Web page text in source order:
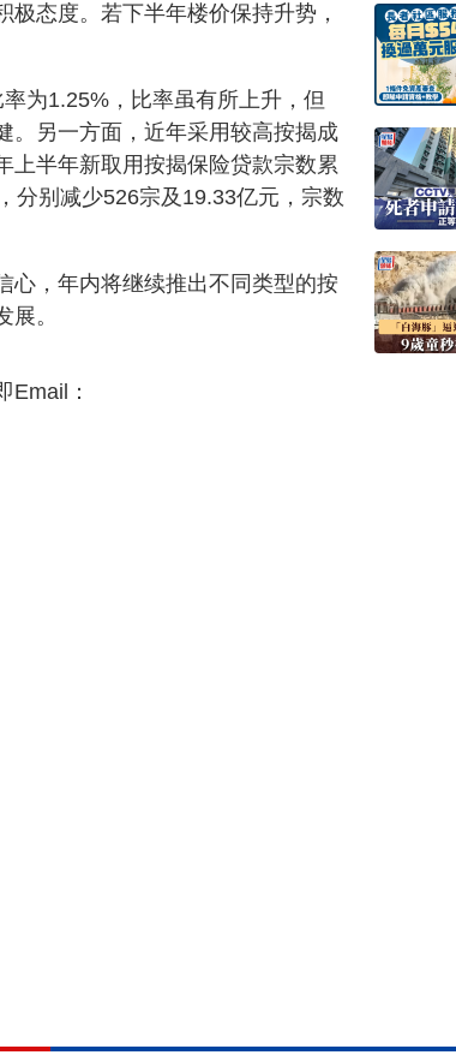
态度。若下半年楼价保持升势，
为1.25%，比率虽有所上升，但
。另一方面，近年采用较高按揭成
上半年新取用按揭保险贷款宗数累
分别减少526宗及19.33亿元，宗数
心，年内将继续推出不同类型的按
。
Email：